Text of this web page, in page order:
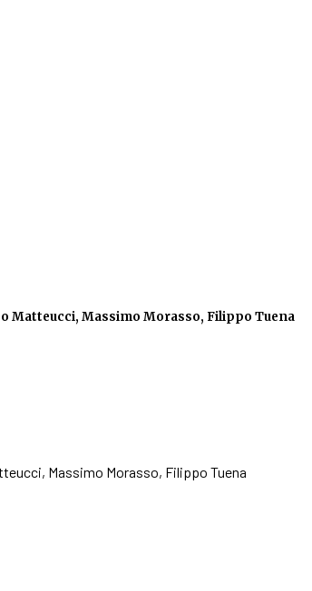
Matteucci, Massimo Morasso, Filippo Tuena
Massimo Morasso, Filippo Tuena